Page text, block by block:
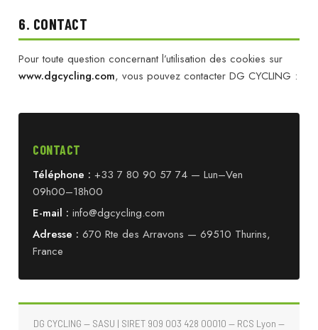
6. CONTACT
Pour toute question concernant l’utilisation des cookies sur
www.dgcycling.com, vous pouvez contacter DG CYCLING :
CONTACT
Téléphone : +33 7 80 90 57 74 — Lun–Ven
09h00–18h00
E-mail : info@dgcycling.com
Adresse : 670 Rte des Arravons — 69510 Thurins,
France
DG CYCLING — SASU | SIRET 909 003 428 00010 — RCS Lyon —